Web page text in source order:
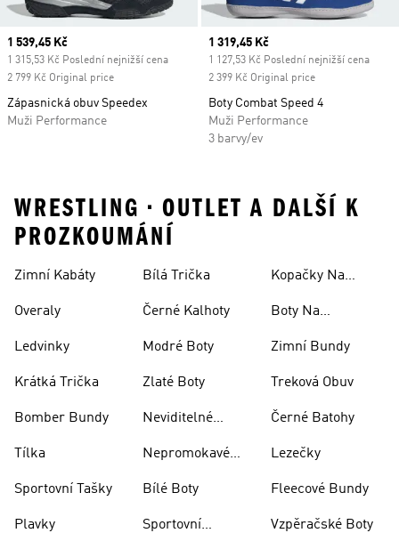
Current price
1 539,45 Kč
1 315,53 Kč Poslední nejnižší cena
2 799 Kč Original price
Zápasnická obuv Speedex
Muži Performance
Current price
1 319,45 Kč
1 127,53 Kč Poslední nejnižší cena
2 399 Kč Original price
Boty Combat Speed ​​4
Muži Performance
3 barvy/ev
WRESTLING • OUTLET A DALŠÍ K
PROZKOUMÁNÍ
Zimní Kabáty
Overaly
Ledvinky
Krátká Trička
Bomber Bundy
Tílka
Sportovní Tašky
Plavky
Bílá Trička
Černé Kalhoty
Modré Boty
Zlaté Boty
Neviditelné
Nepromokavé
Bílé Boty
Sportovní
Kopačky Na
Boty Na
Zimní Bundy
Treková Obuv
Černé Batohy
Lezečky
Fleecové Bundy
Vzpěračské Boty